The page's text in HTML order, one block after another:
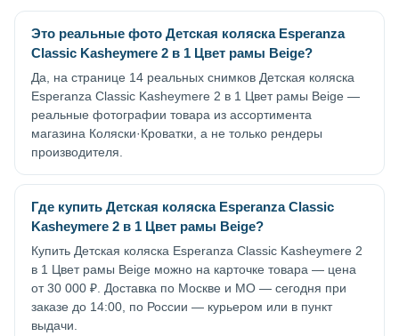
Это реальные фото Детская коляска Esperanza
Classic Kasheymere 2 в 1 Цвет рамы Beige?
Да, на странице 14 реальных снимков Детская коляска
Esperanza Classic Kasheymere 2 в 1 Цвет рамы Beige —
реальные фотографии товара из ассортимента
магазина Коляски·Кроватки, а не только рендеры
производителя.
Где купить Детская коляска Esperanza Classic
Kasheymere 2 в 1 Цвет рамы Beige?
Купить Детская коляска Esperanza Classic Kasheymere 2
в 1 Цвет рамы Beige можно на карточке товара — цена
от 30 000 ₽. Доставка по Москве и МО — сегодня при
заказе до 14:00, по России — курьером или в пункт
выдачи.